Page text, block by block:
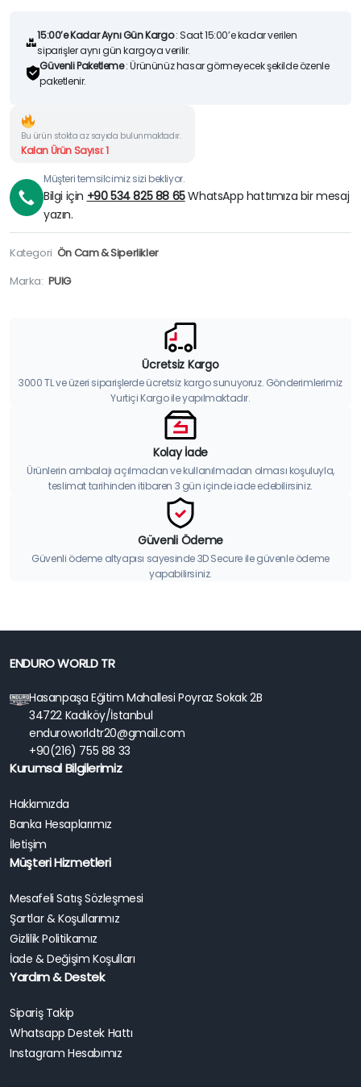
15:00’e Kadar Aynı Gün Kargo: Saat 15:00’e kadar verilen
siparişler aynı gün kargoya verilir.
Güvenli Paketleme: Ürününüz hasar görmeyecek şekilde özenle
paketlenir.
Bu ürün stokta az sayıda bulunmaktadır.
Kalan Ürün Sayısı: 1
Müşteri temsilcimiz sizi bekliyor.
Bilgi için +90 534 825 88 65WhatsApp hattımıza bir mesaj
yazın.
Kategori Ön Cam & Siperlikler
Marka: PUIG
Ücretsiz Kargo
3000 TL ve üzeri siparişlerde ücretsiz kargo sunuyoruz. Gönderimlerimiz
Yurtiçi Kargo ile yapılmaktadır.
Kolay İade
Ürünlerin ambalajı açılmadan ve kullanılmadan olması koşuluyla,
teslimat tarihinden itibaren 3 gün içinde iade edebilirsiniz.
Güvenli Ödeme
Güvenli ödeme altyapısı sayesinde 3D Secure ile güvenle ödeme
yapabilirsiniz.
ENDURO WORLD TR
Hasanpaşa Eğitim Mahallesi Poyraz Sokak 2B
34722 Kadıköy/İstanbul
enduroworldtr20@gmail.com
+90(216) 755 88 33
Kurumsal Bilgilerimiz
Hakkımızda
Banka Hesaplarımız
İletişim
Müşteri Hizmetleri
Mesafeli Satış Sözleşmesi
Şartlar & Koşullarımız
Gizlilik Politikamız
İade & Değişim Koşulları
Yardım & Destek
Sipariş Takip
Whatsapp Destek Hattı
Instagram Hesabımız